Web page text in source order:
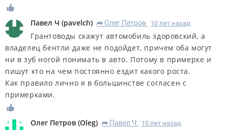
Павел Ч (pavelch) R Олег Петров 10 лет назад
Грантоводы скажут автомобиль здоровский, а
владелец бентли даже не подойдет, причем оба могут
ни в зуб ногой понимать в авто. Потому в примерке и
пишут кто на чем постоянно ездит какого роста.
Как правило лично я в большинстве согласен с
примерками.
Олег Петров (Oleg) R Павел Ч 10 лет назад